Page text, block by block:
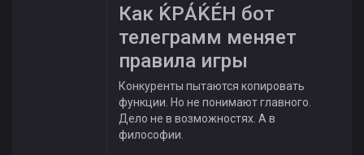
Как ЌРÁЌÉH бот
телеграмм меняет
правила игры
Конкуренты пытаются копировать
функции. Но не понимают главного.
Дело не в возможностях. А в
философии.